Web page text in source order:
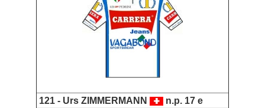
121 - Urs ZIMMERMANN
n.p. 17 e